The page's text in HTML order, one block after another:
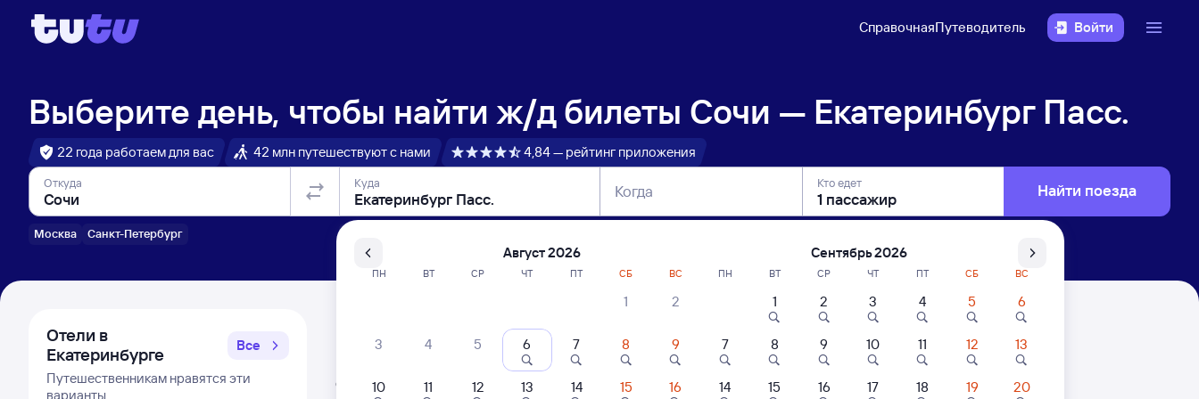
СправочнаяПутеводитель Войти
Выберите день, чтобы найти ж/д билеты Сочи — Екатеринбург Пасс.
22 года работаем для вас 42 млн путешествуют с нами 4,84 — рейтинг приложения
Откуда
Москва Санкт-Петербург
Куда Когда Кто едет Найти поезда
Отели в
Екатеринбурге
Все
Путешественникам нравятся эти
варианты
Расписание поездов Сочи — Екатеринбург Пасс.
Расписание поездов Екатеринбург Пасс. — Сочи
Открыта продажа билетов на 3 ноября. Отправление и прибытие по местному времени. Цены за 1 пассажира
Август 2026
ПН ВТ СР ЧТ ПТ СБ ВС
1 2
3 4 5 6 7 8 9
10 11 12 13 14 15 16
Сентябрь 2026
ПН ВТ СР ЧТ ПТ СБ ВС
1 2 3 4 5 6
7 8 9 10 11 12 13
14 15 16 17 18 19 20